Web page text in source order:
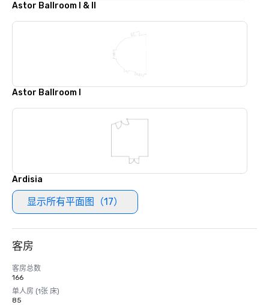
Astor Ballroom I & II
Astor Ballroom I
Ardisia
显示所有平面图（17）
客房
客房总数
166
单人房 (1张 床)
85